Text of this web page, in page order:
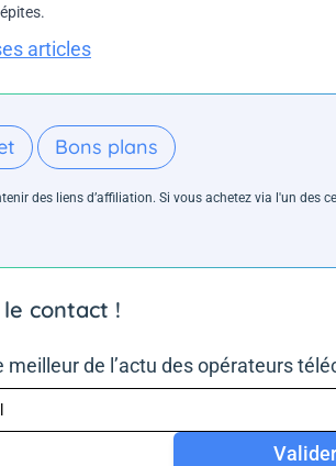
articles
Bons plans
des liens d’affiliation. Si vous achetez via l'un des
contact !
meilleur de l’actu des opérateurs
Valider